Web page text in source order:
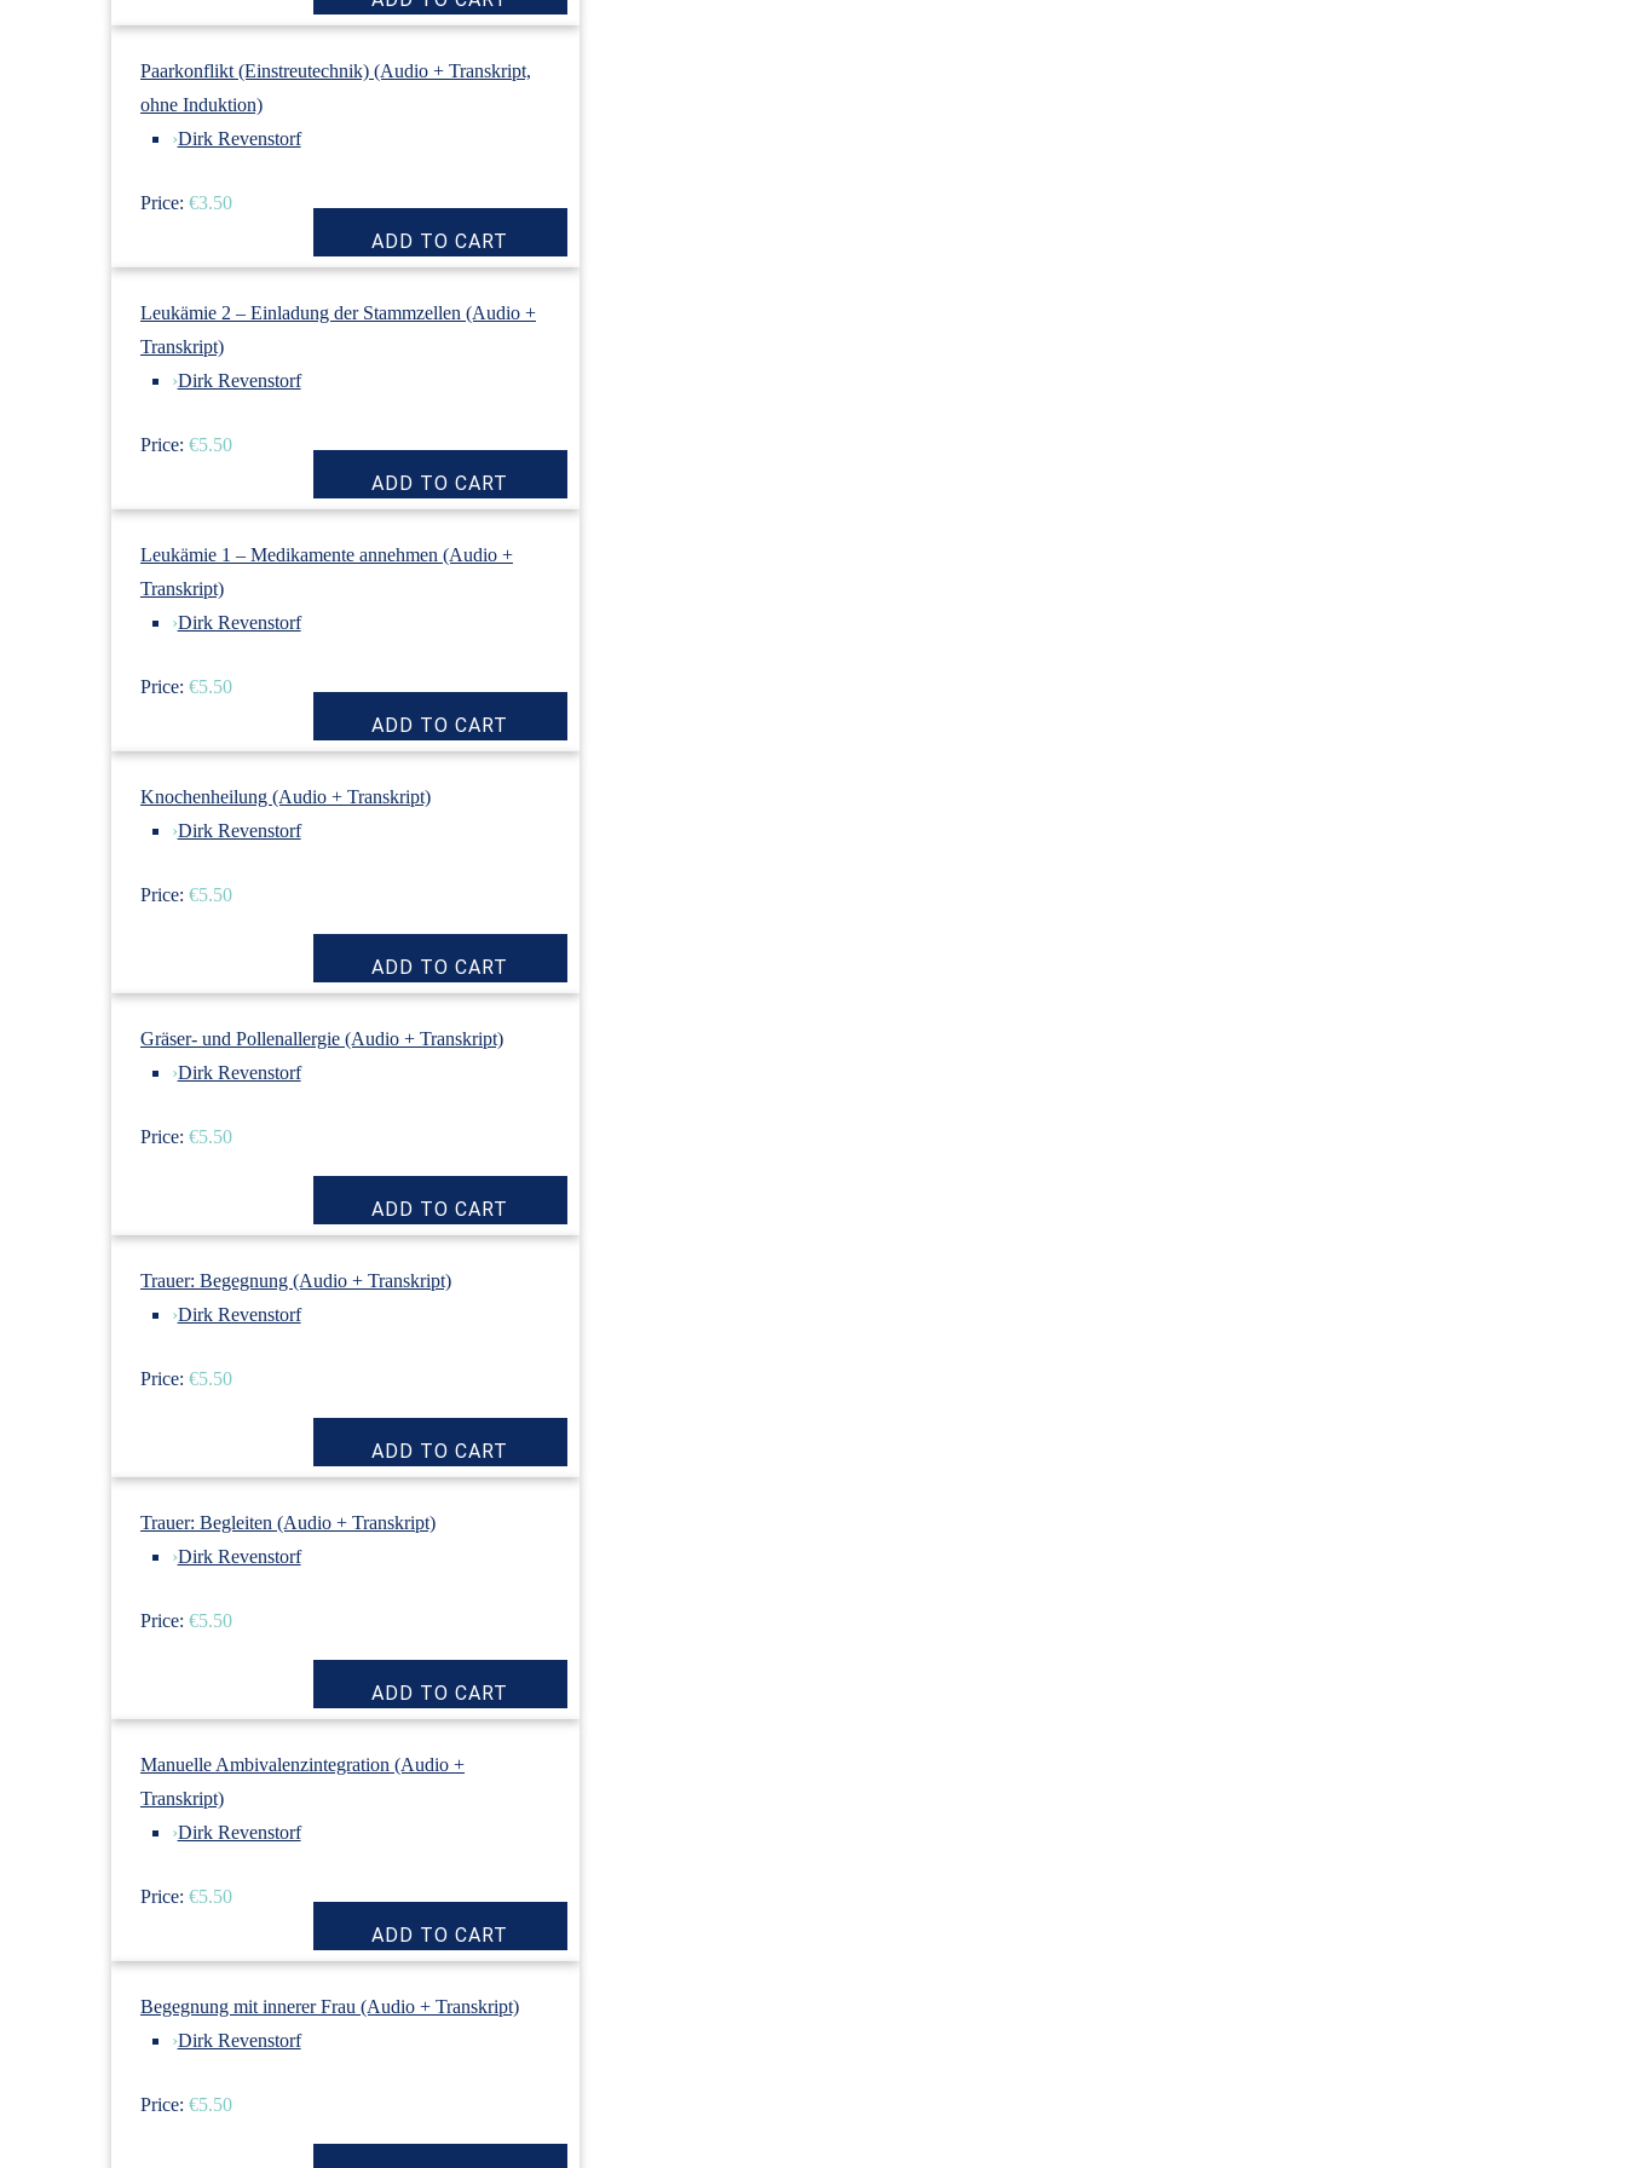
Paarkonflikt (Einstreutechnik) (Audio + Transkript,
ohne Induktion)
›Dirk Revenstorf
Price: €3.50
Leukämie 2 – Einladung der Stammzellen (Audio +
Transkript)
›Dirk Revenstorf
Price: €5.50
Leukämie 1 – Medikamente annehmen (Audio +
Transkript)
›Dirk Revenstorf
Price: €5.50
Knochenheilung (Audio + Transkript)
›Dirk Revenstorf
Price: €5.50
Gräser- und Pollenallergie (Audio + Transkript)
›Dirk Revenstorf
Price: €5.50
Trauer: Begegnung (Audio + Transkript)
›Dirk Revenstorf
Price: €5.50
Trauer: Begleiten (Audio + Transkript)
›Dirk Revenstorf
Price: €5.50
Manuelle Ambivalenzintegration (Audio +
Transkript)
›Dirk Revenstorf
Price: €5.50
Begegnung mit innerer Frau (Audio + Transkript)
›Dirk Revenstorf
Price: €5.50